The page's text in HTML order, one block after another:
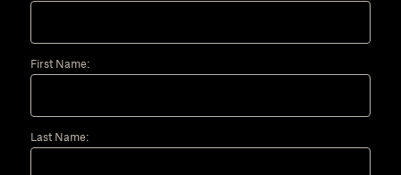
First Name:
Last Name: